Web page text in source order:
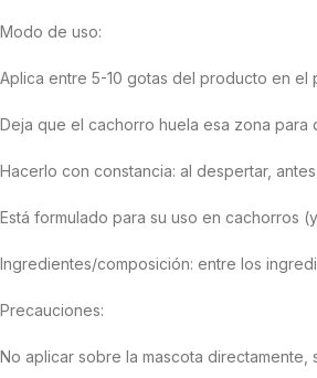
Modo de uso:
Aplica entre 5-10 gotas del producto en
Deja que el cachorro huela esa zona para
Hacerlo con constancia: al despertar,
Está formulado para su uso en cachorros
Ingredientes/composición: entre los
Precauciones:
No aplicar sobre la mascota directamente,